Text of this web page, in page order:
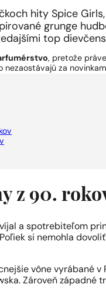
hity Spice
grunge
top
, pretože
nezaostávajú za
z 90.
a spotrebiteľom
si nemohla
vône vyrábané v
Zároveň západné